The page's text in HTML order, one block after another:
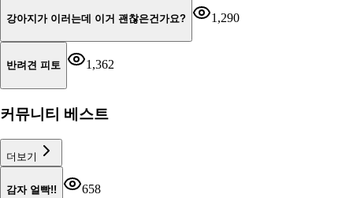
강아지가 이러는데 이거 괜찮은건가요? 1,290
반려견 피토 1,362
커뮤니티 베스트
더보기
감자 얼빡!! 658